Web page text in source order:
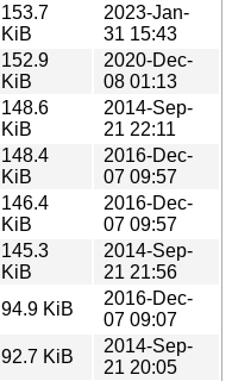
153.7
KiB
2023-Jan-
31 15:43
152.9
KiB
2020-Dec-
08 01:13
148.6
KiB
2014-Sep-
21 22:11
148.4
KiB
2016-Dec-
07 09:57
146.4
KiB
2016-Dec-
07 09:57
145.3
KiB
2014-Sep-
21 21:56
94.9 KiB
2016-Dec-
07 09:07
92.7 KiB
2014-Sep-
21 20:05